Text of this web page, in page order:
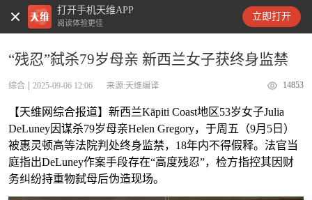
打开手机天维APP
阅读体验更佳
立即打开
天维新闻
“残忍”弑杀79岁母亲 新西兰女子获终身监禁
综合 2025-09-06 12:06 来源:天维编译 14853
【天维网综合报道】新西兰Kāpiti Coast地区53岁女子Julia
DeLuney因谋杀79岁母亲Helen Gregory，于周五（9月5日）
被惠灵顿高等法院判处终身监禁，18年内不得假释。法官当
庭指出DeLuney作案手段存在“高度残忍”，检方指控其因财
务纠纷持重物弑母后伪造现场。